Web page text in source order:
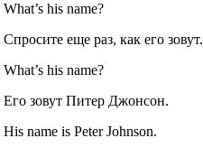
What’s his name?
Спросите еще раз, как его зовут.
What’s his name?
Его зовут Питер Джонсон.
His name is Peter Johnson.